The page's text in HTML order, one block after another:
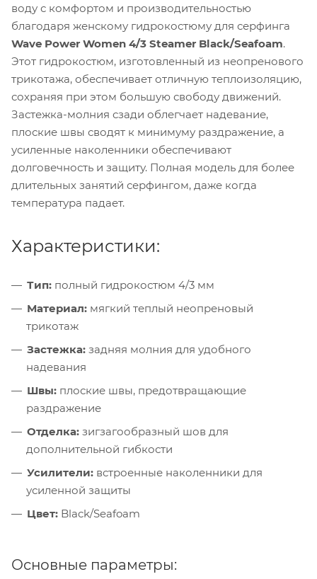
воду с комфортом и производительностью
благодаря женскому гидрокостюму для серфинга
Wave Power Women 4/3 Steamer Black/Seafoam.
Этот гидрокостюм, изготовленный из неопренового
трикотажа, обеспечивает отличную теплоизоляцию,
сохраняя при этом большую свободу движений.
Застежка-молния сзади облегчает надевание,
плоские швы сводят к минимуму раздражение, а
усиленные наколенники обеспечивают
долговечность и защиту. Полная модель для более
длительных занятий серфингом, даже когда
температура падает.
Характеристики:
Тип: полный гидрокостюм 4/3 мм
Материал: мягкий теплый неопреновый
трикотаж
Застежка: задняя молния для удобного
надевания
Швы: плоские швы, предотвращающие
раздражение
Отделка: зигзагообразный шов для
дополнительной гибкости
Усилители: встроенные наколенники для
усиленной защиты
Цвет: Black/Seafoam
Основные параметры: